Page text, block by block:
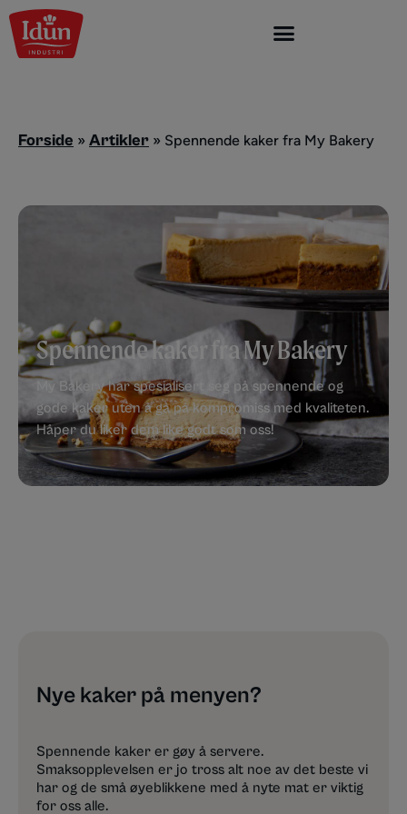
Skip
to
content
Forside » Artikler » Spennende kaker fra My Bakery
Spennende kaker fra My Bakery
My Bakery har spesialisert seg på spennende og
gode kaker uten å gå på kompromiss med kvaliteten.
Håper du liker dem like godt som oss!
Nye kaker på menyen?
Spennende kaker er gøy å servere.
Smaksopplevelsen er jo tross alt noe av det beste vi
har og de små øyeblikkene med å nyte mat er viktig
for oss alle.